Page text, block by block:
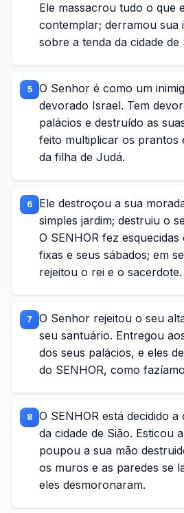
Ele massacrou tudo o que
contemplar; derramou sua
sobre a tenda da cidade de
5
O Senhor é como um
devorado Israel. Tem
palácios e destruído as
feito multiplicar os prantos
da filha de Judá.
6
Ele destroçou a sua
simples jardim; destruiu o
O SENHOR fez
fixas e seus sábados; em
rejeitou o rei e o sacerdote.
7
O Senhor rejeitou o seu
seu santuário. Entregou
dos seus palácios, e eles
do SENHOR, como
8
O SENHOR está decidido
da cidade de Sião. Esticou
poupou a sua mão
os muros e as paredes se
eles desmoronaram.